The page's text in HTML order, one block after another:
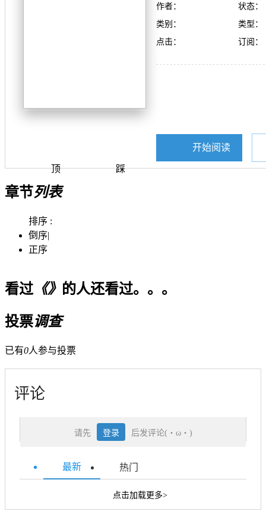
顶 踩
作者：
状态：
类别：
类型：
点击：
订阅：
开始阅读
章节列表
排序 :
倒序|
正序
看过《》 的人还看过。。。
投票调查
已有0人参与投票
评论
请先 登录 后发评论(・ω・)
最新 热门
点击加载更多>